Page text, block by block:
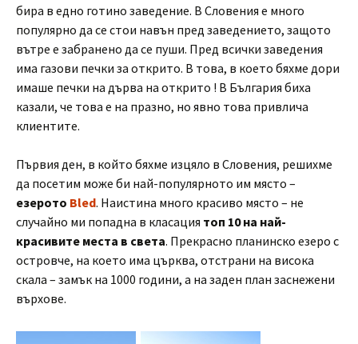
бира в едно готино заведение. В Словения е много
популярно да се стои навън пред заведението, защото
вътре е забранено да се пуши. Пред всички заведения
има газови печки за открито. В това, в което бяхме дори
имаше печки на дърва на открито ! В България биха
казали, че това е на празно, но явно това привлича
клиентите.
Първия ден, в който бяхме изцяло в Словения, решихме
да посетим може би най-популярното им място –
езерото Bled. Наистина много красиво място – не
случайно ми попадна в класация топ 10 на най-
красивите места в света. Прекрасно планинско езеро с
островче, на което има църква, отстрани на висока
скала – замък на 1000 години, а на заден план заснежени
върхове.